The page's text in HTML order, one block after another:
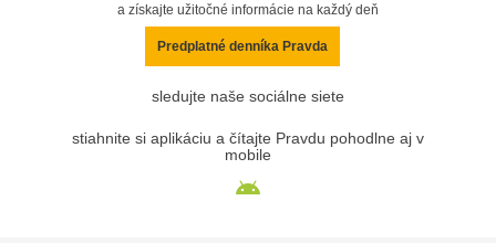
a získajte užitočné informácie na každý deň
Predplatné denníka Pravda
sledujte naše sociálne siete
stiahnite si aplikáciu a čítajte Pravdu pohodlne aj v
mobile